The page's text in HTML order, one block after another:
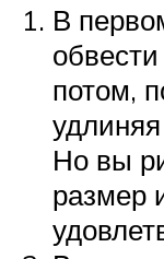
В
потом,
Но вы
размер